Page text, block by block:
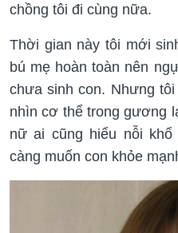
chồng tôi đi cùng nữa.
Thời gian này tôi mới
bú mẹ hoàn toàn nên
chưa sinh con. Nhưng
nhìn cơ thể trong gương
nữ ai cũng hiểu nỗi khổ
càng muốn con khỏe